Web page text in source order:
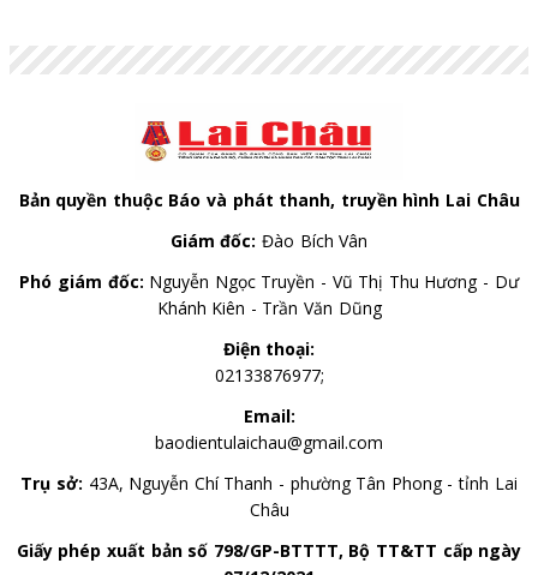
Bản quyền thuộc Báo và phát thanh, truyền hình Lai Châu
Giám đốc: Đào Bích Vân
Phó giám đốc: Nguyễn Ngọc Truyền - Vũ Thị Thu Hương - Dư
Khánh Kiên - Trần Văn Dũng
Điện thoại:
02133876977;
Email:
baodientulaichau@gmail.com
Trụ sở: 43A, Nguyễn Chí Thanh - phường Tân Phong - tỉnh Lai
Châu
Giấy phép xuất bản số 798/GP-BTTTT, Bộ TT&TT cấp ngày